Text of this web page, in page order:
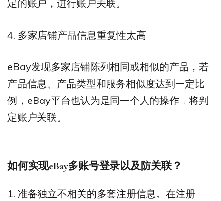
定的账户，进行账户关联。
4. 多家店铺产品信息重复性太高
eBay发现多家店铺陈列相同或相似的产品，若
产品信息、产品类型和服务相似度达到一定比
例，eBay平台也认为是同一个人的操作，将判
定账户关联。
如何实现eBay多账号登录以及防关联？
1. 准备独立不相关的多套注册信息。在注册